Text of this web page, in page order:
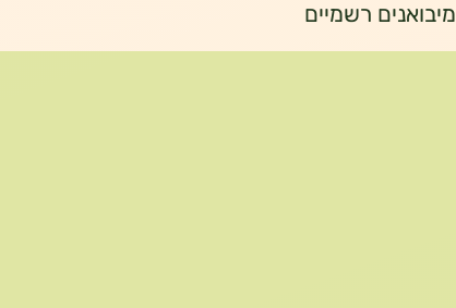
מיבואנים רשמיים